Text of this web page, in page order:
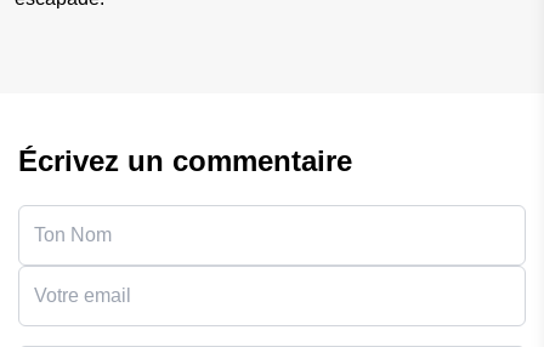
Écrivez un commentaire